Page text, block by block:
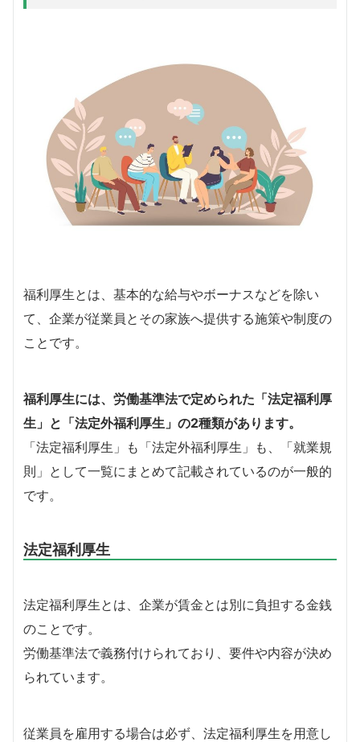
福利厚生とは、基本的な給与やボーナスなどを除い
て、企業が従業員とその家族へ提供する施策や制度の
ことです。
福利厚生には、労働基準法で定められた「法定福利厚
生」と「法定外福利厚生」の2種類があります。
「法定福利厚生」も「法定外福利厚生」も、「就業規
則」として一覧にまとめて記載されているのが一般的
です。
法定福利厚生
法定福利厚生とは、企業が賃金とは別に負担する金銭
のことです。
労働基準法で義務付けられており、要件や内容が決め
られています。
従業員を雇用する場合は必ず、法定福利厚生を用意し